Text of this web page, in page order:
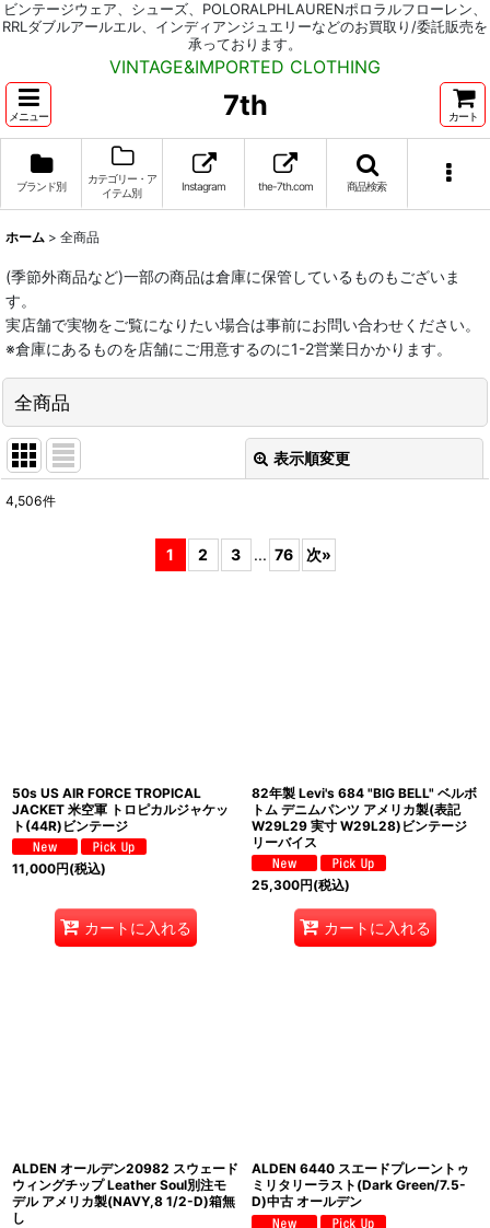
ビンテージウェア、シューズ、POLORALPHLAURENポロラルフローレン、
RRLダブルアールエル、インディアンジュエリーなどのお買取り/委託販売を
承っております。
VINTAGE&IMPORTED CLOTHING
メニュー 7th カート
ブランド別
カテゴリー・ア
イテム別
Instagram the-7th.com 商品検索
ホーム > 全商品
(季節外商品など)一部の商品は倉庫に保管しているものもございま
す。
実店舗で実物をご覧になりたい場合は事前にお問い合わせください。
※倉庫にあるものを店舗にご用意するのに1-2営業日かかります。
全商品
表示順変更
4,506件
1 2 3 ... 76 次»
50s US AIR FORCE TROPICAL
JACKET 米空軍 トロピカルジャケッ
ト(44R)ビンテージ
11,000円(税込)
カートに入れる
82年製 Levi's 684 "BIG BELL" ベルボ
トム デニムパンツ アメリカ製(表記
W29L29 実寸 W29L28)ビンテージ
リーバイス
25,300円(税込)
カートに入れる
ALDEN オールデン20982 スウェード
ウィングチップ Leather Soul別注モ
デル アメリカ製(NAVY,8 1/2-D)箱無
し
ALDEN 6440 スエードプレーントゥ
ミリタリーラスト(Dark Green/7.5-
D)中古 オールデン